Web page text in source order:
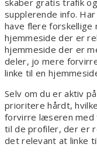
skaber gratis trafik
supplerende info.
have flere forskellige
hjemmeside der er
hjemmeside der er
deler, jo mere
linke til en
Selv om du er aktiv
prioritere hårdt,
forvirre læseren med
til de profiler, der er
det relevant at linke